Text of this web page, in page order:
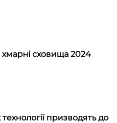
хмарні сховища 2024
призводять до